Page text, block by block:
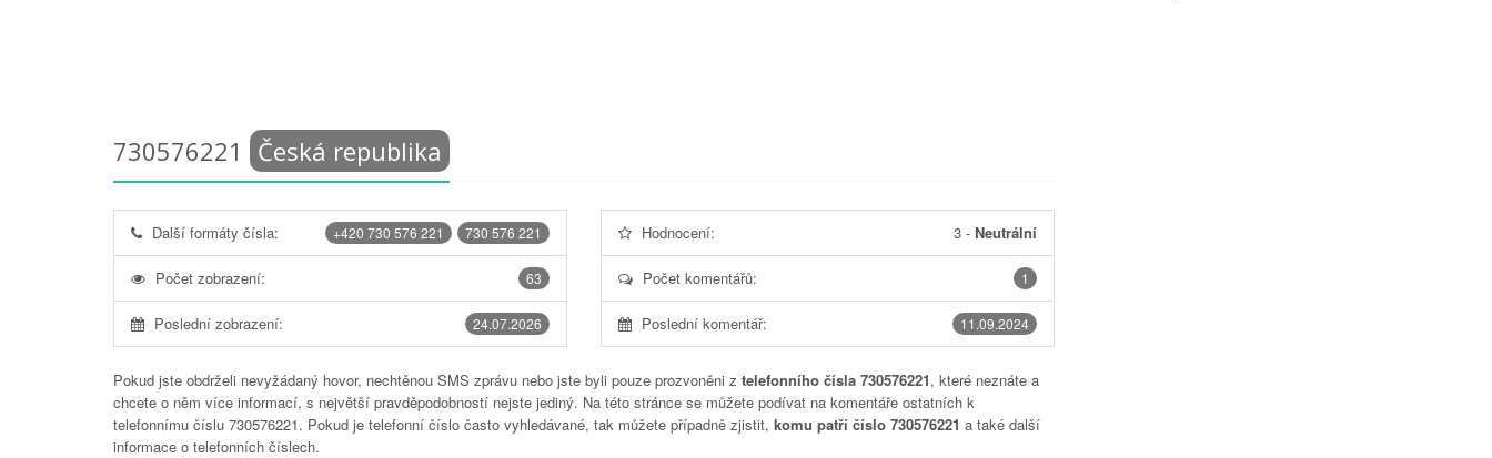
730576221 Česká republika
730 576 221
+420 730 576 221
Další formáty čísla:
63
Počet zobrazení:
24.07.2026
Poslední zobrazení:
Hodnocení: 3- Neutrální
1
Počet komentářů:
11.09.2024
Poslední komentář:
Pokud jste obdrželi nevyžádaný hovor, nechtěnou SMS zprávu nebo jste byli pouze prozvoněni z telefonního čísla 730576221, které neznáte a
chcete o něm více informací, s největší pravděpodobností nejste jediný. Na této stránce se můžete podívat na komentáře ostatních k
telefonnímu číslu 730576221. Pokud je telefonní číslo často vyhledávané, tak můžete případně zjistit, komu patří číslo 730576221 a také další
informace o telefonních číslech.